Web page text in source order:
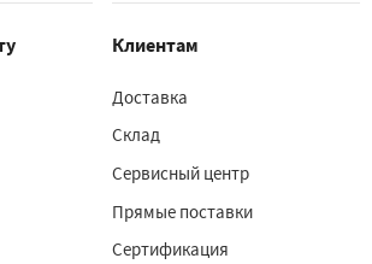
Клиентам
Доставка
Склад
Сервисный центр
Прямые поставки
Сертификация